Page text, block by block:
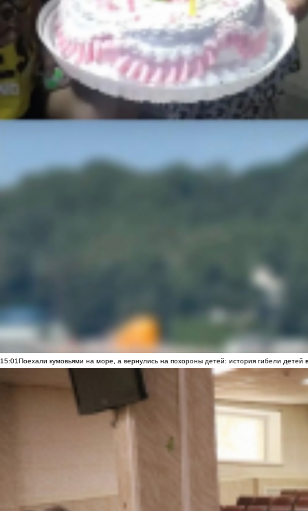
15:01Поехали кумовьями на море, а вернулись на похороны детей: история гибели детей